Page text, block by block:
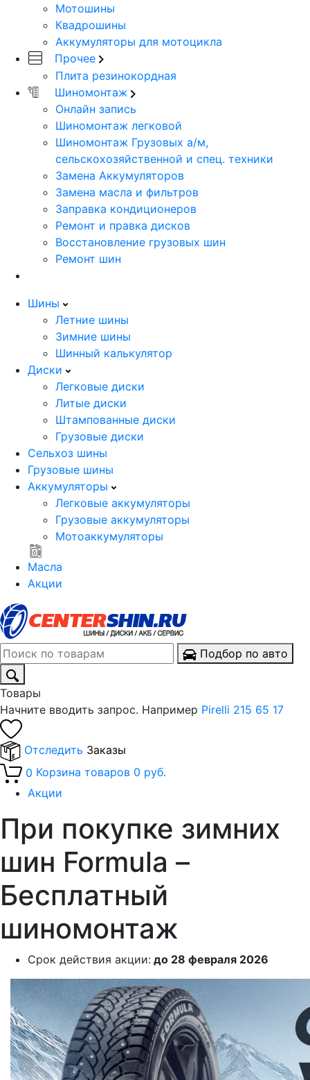
Мотошины
Квадрошины
Аккумуляторы для мотоцикла
Прочее
Плита резинокордная
Шиномонтаж
Онлайн запись
Шиномонтаж легковой
Шиномонтаж Грузовых а/м,
сельскохозяйственной и спец. техники
Замена Аккумуляторов
Замена масла и фильтров
Заправка кондиционеров
Ремонт и правка дисков
Восстановление грузовых шин
Ремонт шин
Шины
Летние шины
Зимние шины
Шинный калькулятор
Диски
Легковые диски
Литые диски
Штампованные диски
Грузовые диски
Сельхоз шины
Грузовые шины
Аккумуляторы
Легковые аккумуляторы
Грузовые аккумуляторы
Мотоаккумуляторы
Масла
Акции
Подбор по авто
Товары
Начните вводить запрос. Например Pirelli 215 65 17
Отследить Заказы
0 Корзина товаров 0 руб.
Акции
При покупке зимних
шин Formula –
Бесплатный
шиномонтаж
Срок действия акции: до 28 февраля 2026